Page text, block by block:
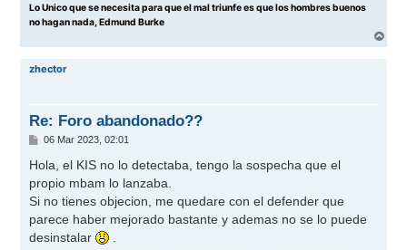
Lo Unico que se necesita para que el mal triunfe es que los hombres buenos
no hagan nada, Edmund Burke
r
zhector
Re: Foro abandonado??
M
n
a
j
e
06 Mar 2023, 02:01
Hola, el KIS no lo detectaba, tengo la sospecha que el
propio mbam lo lanzaba.
Si no tienes objecion, me quedare con el defender que
parece haber mejorado bastante y ademas no se lo puede
desinstalar